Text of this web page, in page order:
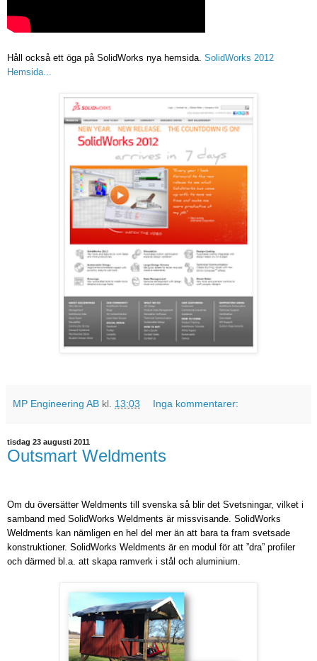
Håll också ett öga på SolidWorks nya hemsida. SolidWorks 2012
Hemsida...
MP Engineering AB kl. 13:03 Inga kommentarer:
tisdag 23 augusti 2011
Outsmart Weldments
Om du översätter Weldments till svenska så blir det Svetsningar, vilket i
samband med SolidWorks Weldments är missvisande. SolidWorks
Weldments kan nämligen en hel del mer än att bara ta fram svetsade
konstruktioner. SolidWorks Weldments är en modul för att ”dra” profiler
och därmed bl.a. att skapa ramverk i stål och aluminium.